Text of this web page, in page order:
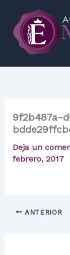
contenido
9f2b487a-
Deja un
febrero, 2017
ANTERIOR